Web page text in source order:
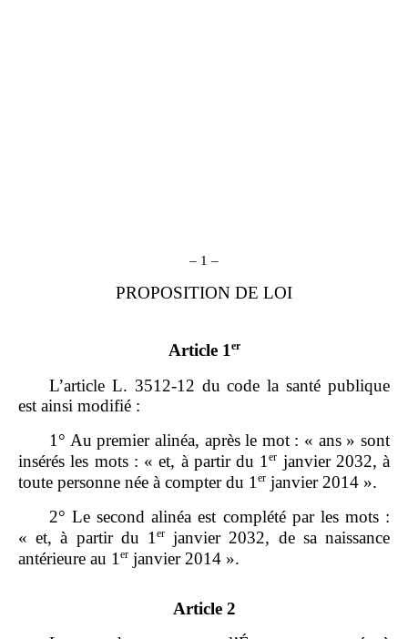
– 1 –
PROPOSITION DE LOI
Article 1er
L’article L. 3512‑12 du code la santé publique
est ainsi modifié :
1° Au premier alinéa, après le mot : « ans » sont
insérés les mots : « et, à partir du 1er janvier 2032, à
toute personne née à compter du 1 er janvier 2014 ».
2° Le second alinéa est complété par les mots :
« et, à partir du 1er
janvier 2032, de sa naissance
antérieure au 1er janvier 2014 ».
Article 2